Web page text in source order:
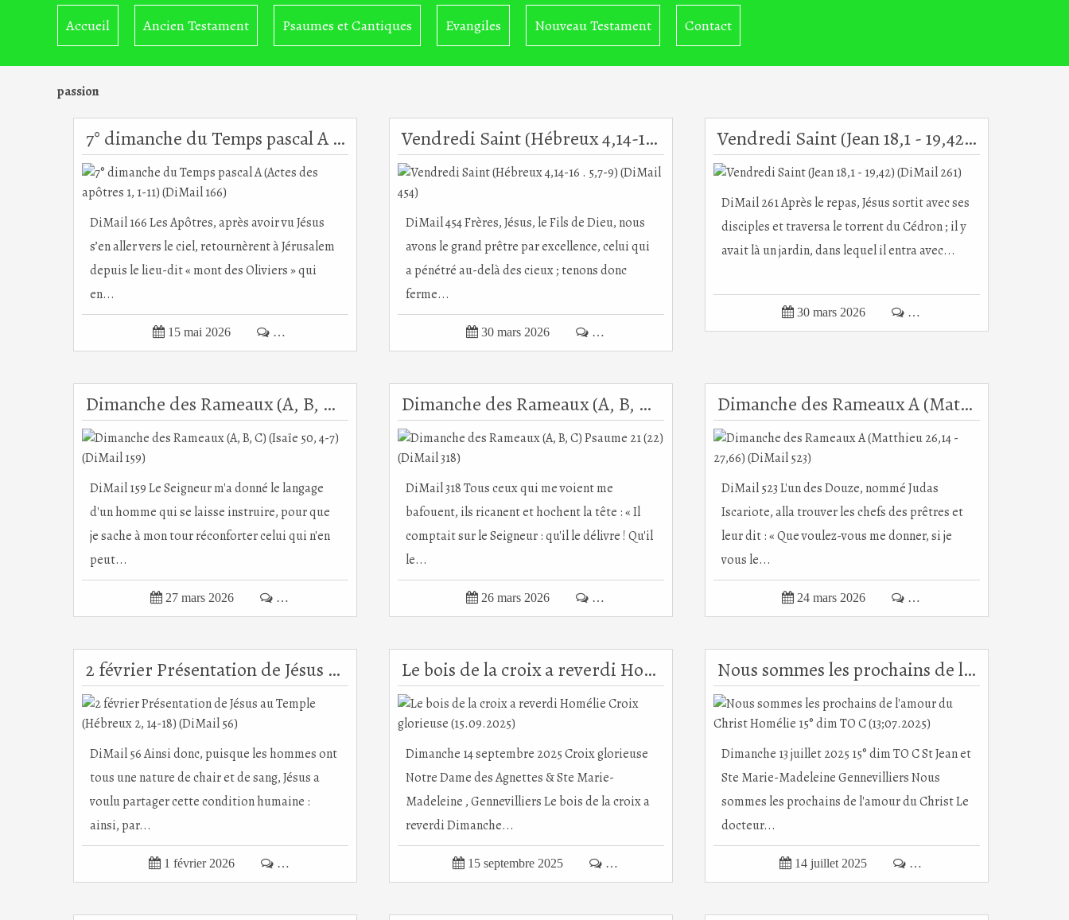
Accueil Ancien Testament Psaumes et Cantiques Evangiles Nouveau Testament Contact
passion
7° dimanche du Temps pascal A (Actes des apôtres 1, 1-11) (DiMail 166)
DiMail 166 Les Apôtres, après avoir vu Jésus
s’en aller vers le ciel, retournèrent à Jérusalem
depuis le lieu-dit « mont des Oliviers » qui
en...
 15 mai 2026  …
Vendredi Saint (Hébreux 4,14-16 . 5,7-9) (DiMail 454)
DiMail 454 Frères, Jésus, le Fils de Dieu, nous
avons le grand prêtre par excellence, celui qui
a pénétré au-delà des cieux ; tenons donc
ferme...
 30 mars 2026  …
Vendredi Saint (Jean 18,1 - 19,42) (DiMail 261)
DiMail 261 Après le repas, Jésus sortit avec ses
disciples et traversa le torrent du Cédron ; il y
avait là un jardin, dans lequel il entra avec...
 30 mars 2026  …
Dimanche des Rameaux (A, B, C) (Isaïe 50, 4-7) (DiMail 159)
DiMail 159 Le Seigneur m'a donné le langage
d'un homme qui se laisse instruire, pour que
je sache à mon tour réconforter celui qui n'en
peut...
 27 mars 2026  …
Dimanche des Rameaux (A, B, C) Psaume 21 (22) (DiMail 318)
DiMail 318 Tous ceux qui me voient me
bafouent, ils ricanent et hochent la tête : « Il
comptait sur le Seigneur : qu'il le délivre ! Qu'il
le...
 26 mars 2026  …
Dimanche des Rameaux A (Matthieu 26,14 - 27,66) (DiMail 523)
DiMail 523 L'un des Douze, nommé Judas
Iscariote, alla trouver les chefs des prêtres et
leur dit : « Que voulez-vous me donner, si je
vous le...
 24 mars 2026  …
2 février Présentation de Jésus au Temple (Hébreux 2, 14-18) (DiMail 56)
DiMail 56 Ainsi donc, puisque les hommes ont
tous une nature de chair et de sang, Jésus a
voulu partager cette condition humaine :
ainsi, par...
 1 février 2026  …
Le bois de la croix a reverdi Homélie Croix glorieuse (15.09.2025)
Dimanche 14 septembre 2025 Croix glorieuse
Notre Dame des Agnettes & Ste Marie-
Madeleine , Gennevilliers Le bois de la croix a
reverdi Dimanche...
 15 septembre 2025  …
Nous sommes les prochains de l'amour du Christ Homélie 15° dim TO C (13;07.2025)
Dimanche 13 juillet 2025 15° dim TO C St Jean et
Ste Marie-Madeleine Gennevilliers Nous
sommes les prochains de l'amour du Christ Le
docteur...
 14 juillet 2025  …